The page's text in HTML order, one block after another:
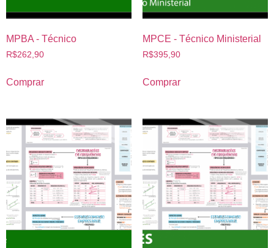
MPBA - Técnico
R$262,90
Comprar
MPCE - Técnico Ministerial
R$395,90
Comprar